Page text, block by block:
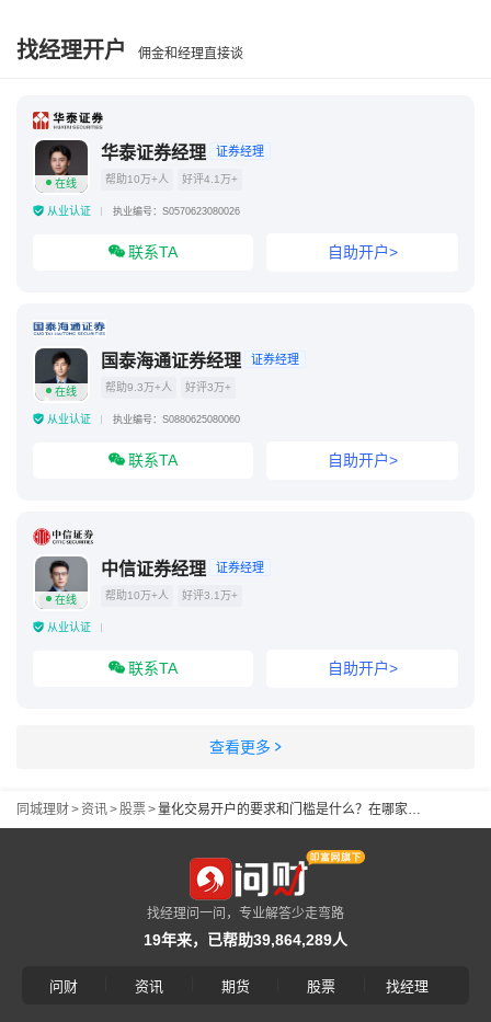
量化最怕散户怎么做
找经理开户 佣金和经理直接谈
在线
华泰证券经理 证券经理
帮助10万+人 好评4.1万+
从业认证 执业编号：S0570623080026
联系TA 自助开户>
在线
国泰海通证券经理 证券经理
帮助9.3万+人 好评3万+
从业认证 执业编号：S0880625080060
联系TA 自助开户>
在线
中信证券经理 证券经理
帮助10万+人 好评3.1万+
从业认证
联系TA 自助开户>
查看更多
同城理财>资讯>股票> 量化交易开户的要求和门槛是什么？在哪家券商可以开通量化软件？
找经理问一问，专业解答少走弯路
19年来，已帮助39,864,289人
问财 资讯 期货 股票 找经理